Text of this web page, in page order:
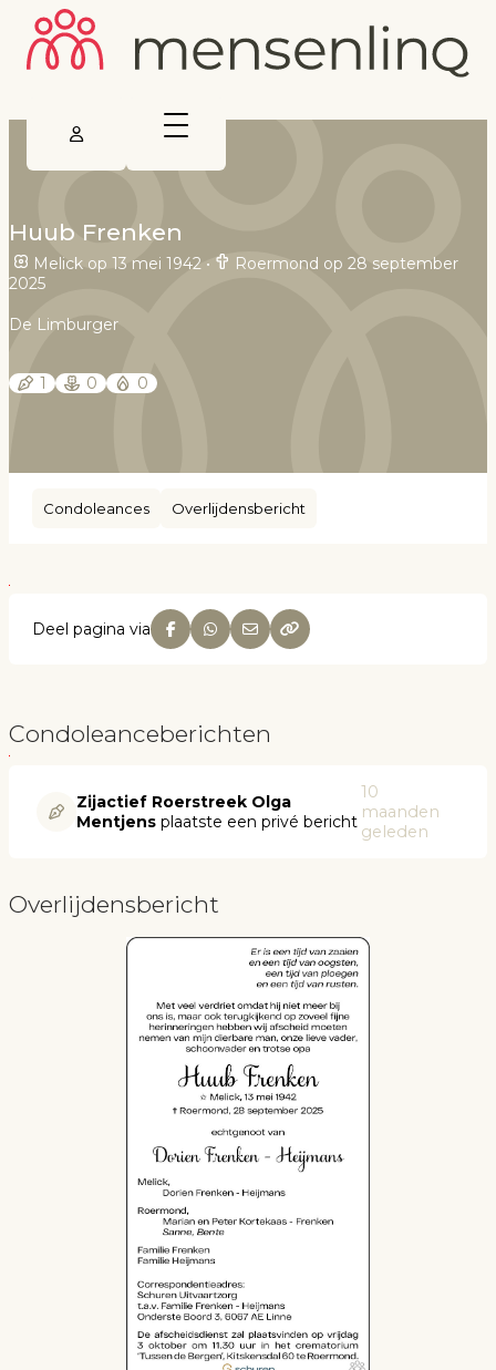
Huub Frenken
Melick op 13 mei 1942 •
Roermond op 28 september
2025
De Limburger
1 0 0
Condoleances Overlijdensbericht
Deel pagina via
Condoleanceberichten
Zijactief Roerstreek Olga
Mentjens plaatste een privé bericht
10
maanden
geleden
Overlijdensbericht